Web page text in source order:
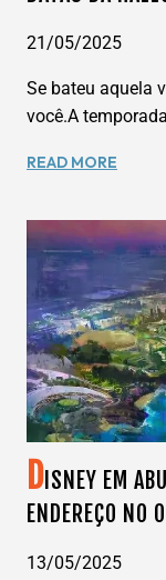
21/05/2025
Se bateu aquela
você.A
READ MORE
SIM!
A
AS
DATAS
DA
PARTY
D ISNEY EM
ENDEREÇO NO
13/05/2025